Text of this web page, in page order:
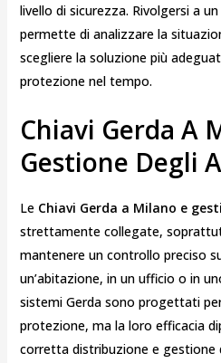
livello di sicurezza. Rivolgersi a
permette di analizzare la
scegliere la soluzione più
protezione nel tempo.
Chiavi Gerda A
Gestione Degli
Le Chiavi Gerda a Milano e
strettamente collegate,
mantenere un controllo preciso
un’abitazione, in un ufficio o in
sistemi Gerda sono progettati
protezione, ma la loro efficacia
corretta distribuzione e gestione